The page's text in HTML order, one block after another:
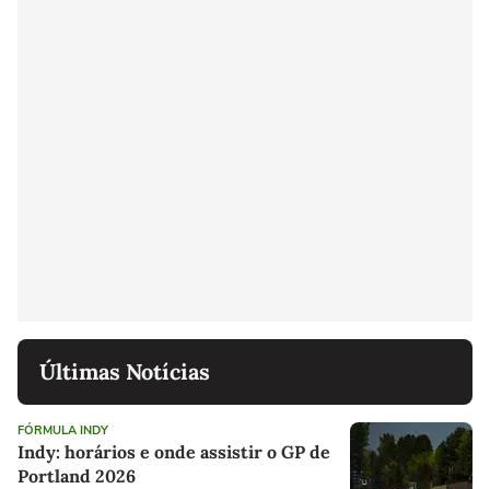
Últimas Notícias
FÓRMULA INDY
Indy: horários e onde assistir o GP de
Portland 2026